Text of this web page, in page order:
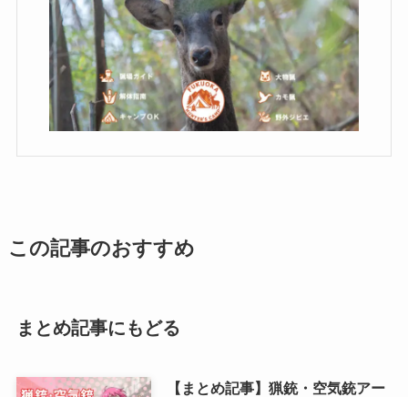
この記事のおすすめ
まとめ記事にもどる
【まとめ記事】猟銃・空気銃アー